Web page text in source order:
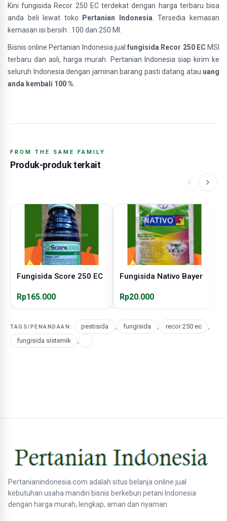
Kini fungisida Recor 250 EC terdekat dengan harga terbaru bisa
anda beli lewat toko Pertanian Indonesia . Tersedia kemasan
kemasan isi bersih : 100 dan 250 Ml.
Bisnis online Pertanian Indonesia jualfungisida Recor 250 EC MSI
terbaru dan asli, harga murah. Pertanian Indonesia siap kirim ke
seluruh Indonesia dengan jaminan barang pasti datang atau uang
anda kembali 100 %
FROM THE SAME FAMILY
Produk-produk terkait
Fungisida Score 250 EC
Rp165.000
Fungisida Nativo Bayer
Rp20.000
TAGS/PENANDAAN: pestisida , fungisida , recor 250 ec
,
fungisida sistemik
,
Pertanianindonesia.com adalah situs belanja online jual
kebutuhan usaha mandiri bisnis berkebun petani Indonesia
dengan harga murah, lengkap, aman dan nyaman.